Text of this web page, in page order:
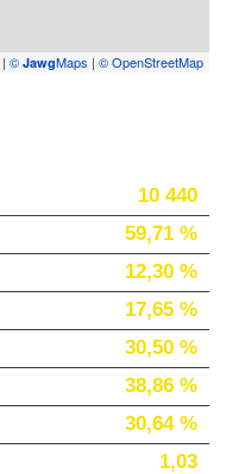
| © JawgMaps | © OpenStreetMap
10 440
59,71 %
12,30 %
17,65 %
30,50 %
38,86 %
30,64 %
1,03